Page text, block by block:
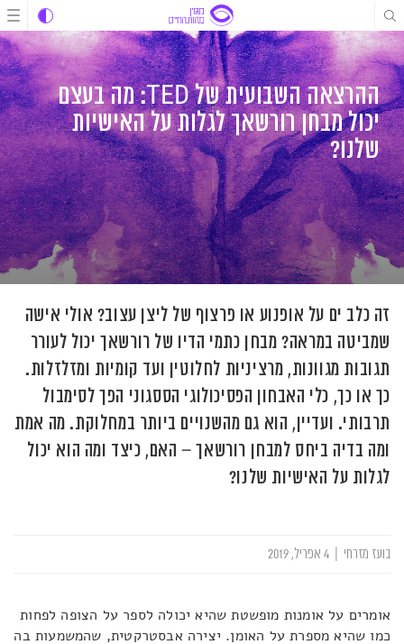
דלג
לתוכן
דלג
לתוכן
דלג
לניווט
ההרצאה השבועית של TED: מה בעצם
יכול מבחן רורשאך לגלות על האישיות
שלנו?
זה כלב ים על אופנוע או פרצוף של ליצן עצוב? אולי אישה
שמביטה במראה? מבחן כתמי הדיו של רורשאך יכול לעורר
תגובות מגוונות, מרציניות לחלוטין ועד קומיות ומזלזלות.
כך או כך, כלי האבחון הפסיכולוגי הססגוני הפך לסימבול
תרבותי. ועדיין, הוא גם מהשנויים ביותר במחלוקת. מה אמת
ומה בדיה ביחס למבחן רורשאך – האם, כיצד ומה הוא יכול
לגלות על האישיות שלנו?
בועז מזרחי
אומרים על אומנות מופשטת שהיא יכולה לספר על הצופה לפחות
כמו שהיא מספרת על האומן. יצירה אבסטרקטית, שהמשמעות בה